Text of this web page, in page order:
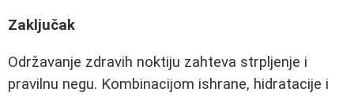
Zaključak
Održavanje zdravih noktiju zahteva strpljenje i
pravilnu negu. Kombinacijom ishrane, hidratacije i